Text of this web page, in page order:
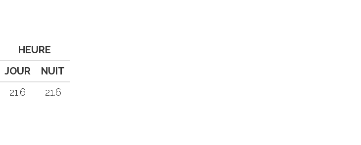
HEURE
JOUR
NUIT
21.6 21.6